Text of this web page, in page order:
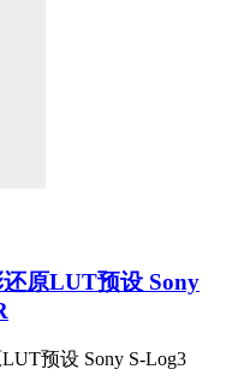
还原LUT预设 Sony
预设 Sony S-Log3